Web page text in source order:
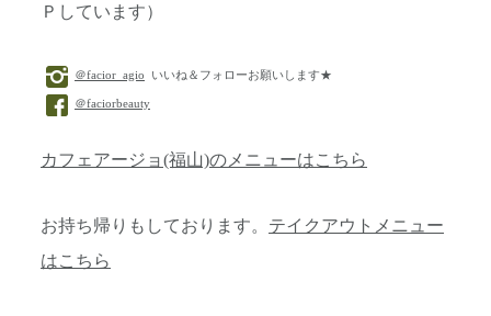
Ｐしています）
＠facior_agio いいね＆フォローお願いします★
＠faciorbeauty
カフェアージョ(福山)のメニューはこちら
お持ち帰りもしております。 テイクアウトメニュー
はこちら